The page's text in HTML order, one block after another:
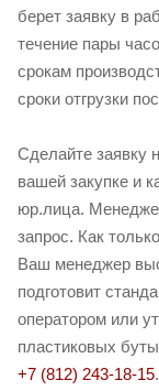
берет заявку в
течение пары
срокам
сроки отгрузки
Сделайте заявку
вашей закупке и
юр.лица.
запрос. Как
Ваш менеджер
подготовит
оператором или
пластиковых
+7 (812) 243-18-15.